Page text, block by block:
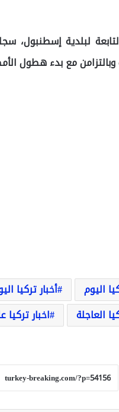
مع بدء هطول
اليوم أخبار تركيا
العاجلة اخبار تركيا